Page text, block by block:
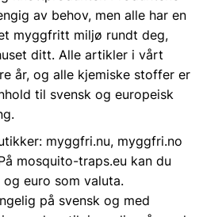
av behov, men alle har en
myggfritt miljø rundt deg,
ditt. Alle artikler i vårt
år, og alle kjemiske stoffer er
til svensk og europeisk
myggfri.nu, myggfri.no
mosquito-traps.eu kan du
euro som valuta.
på svensk og med